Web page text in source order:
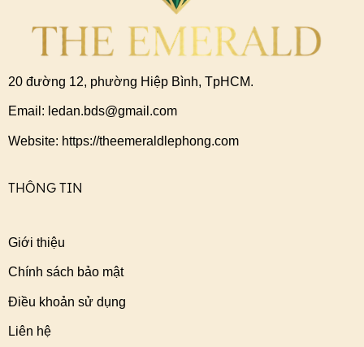
20 đường 12, phường Hiệp Bình, TpHCM.
Email: ledan.bds@gmail.com
Website: https://theemeraldlephong.com
THÔNG TIN
Giới thiệu
Chính sách bảo mật
Điều khoản sử dụng
Liên hệ